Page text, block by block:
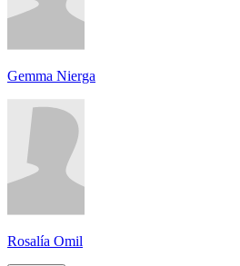
Gemma Nierga
Rosalía Omil